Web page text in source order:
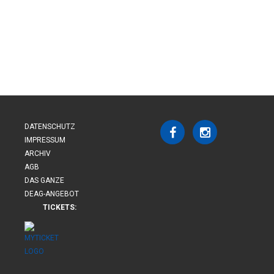
DATENSCHUTZ
IMPRESSUM
ARCHIV
AGB
DAS GANZE
DEAG-ANGEBOT
TICKETS: